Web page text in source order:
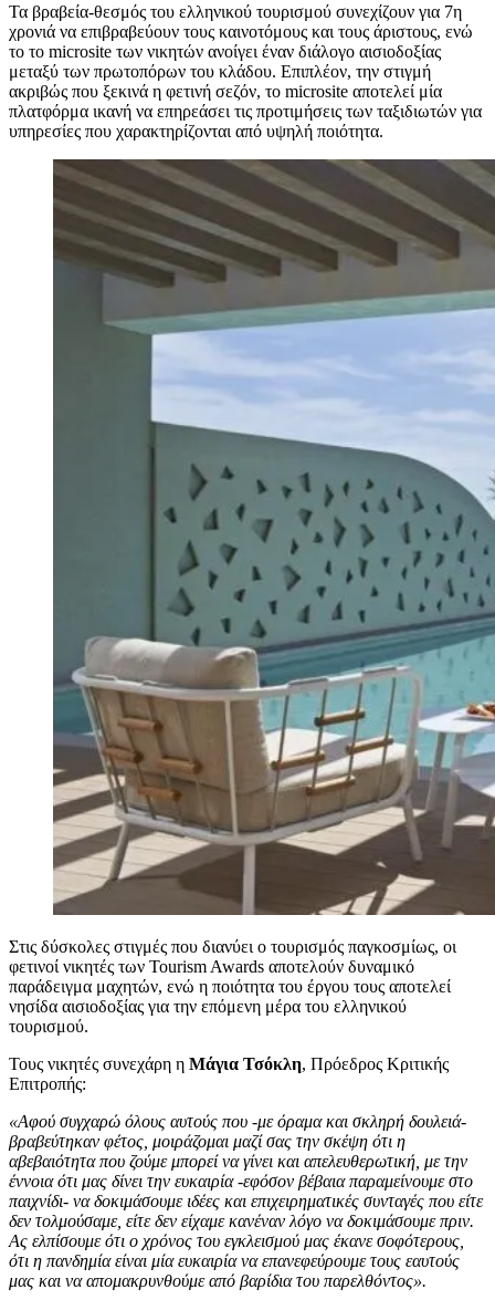
Τα βραβεία-θεσμός του ελληνικού τουρισμού συνεχίζουν για 7η
χρονιά να επιβραβεύουν τους καινοτόμους και τους άριστους, ενώ
το το microsite των νικητών ανοίγει έναν διάλογο αισιοδοξίας
μεταξύ των πρωτοπόρων του κλάδου. Επιπλέον, την στιγμή
ακριβώς που ξεκινά η φετινή σεζόν, το microsite αποτελεί μία
πλατφόρμα ικανή να επηρεάσει τις προτιμήσεις των ταξιδιωτών για
υπηρεσίες που χαρακτηρίζονται από υψηλή ποιότητα.
Στις δύσκολες στιγμές που διανύει ο τουρισμός παγκοσμίως, οι
φετινοί νικητές των Tourism Awards αποτελούν δυναμικό
παράδειγμα μαχητών, ενώ η ποιότητα του έργου τους αποτελεί
νησίδα αισιοδοξίας για την επόμενη μέρα του ελληνικού
τουρισμού.
Τους νικητές συνεχάρη η Μάγια Τσόκλη, Πρόεδρος Κριτικής
Επιτροπής:
«Αφού συγχαρώ όλους αυτούς που -με όραμα και σκληρή δουλειά-
βραβεύτηκαν φέτος, μοιράζομαι μαζί σας την σκέψη ότι η
αβεβαιότητα που ζούμε μπορεί να γίνει και απελευθερωτική, με την
έννοια ότι μας δίνει την ευκαιρία -εφόσον βέβαια παραμείνουμε στο
παιχνίδι- να δοκιμάσουμε ιδέες και επιχειρηματικές συνταγές που είτε
δεν τολμούσαμε, είτε δεν είχαμε κανέναν λόγο να δοκιμάσουμε πριν.
Ας ελπίσουμε ότι ο χρόνος του εγκλεισμού μας έκανε σοφότερους,
ότι η πανδημία είναι μία ευκαιρία να επανεφεύρουμε τους εαυτούς
μας και να απομακρυνθούμε από βαρίδια του παρελθόντος».